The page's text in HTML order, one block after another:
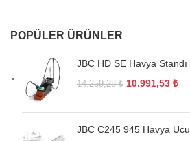
POPÜLER ÜRÜNLER
JBC HD SE Havya Standı
14.259,28₺ 10.991,53 ₺
JBC C245 945 Havya Ucu